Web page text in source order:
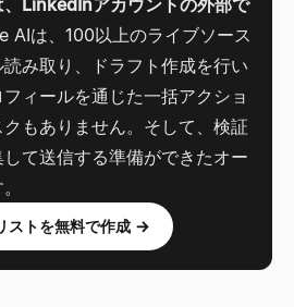
AIは、100以上のライブソース
み取り、ドラフト作成を行い
ィールを通じた一括アクショ
もありません。そして、検証
て送信する準備ができたオー
ストを無料で作成 →